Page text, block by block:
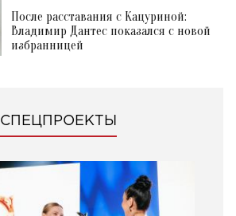
После расставания с Кацуриной:
Владимир Дантес показался с новой
избранницей
СПЕЦПРОЕКТЫ